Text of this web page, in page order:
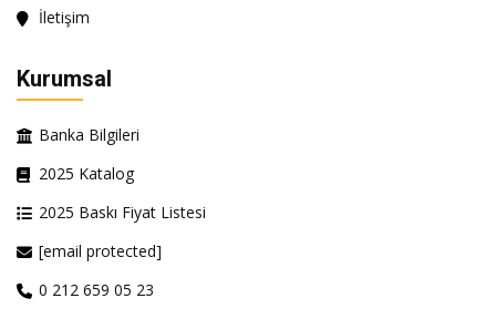
İletişim
Kurumsal
Banka Bilgileri
2025 Katalog
2025 Baskı Fiyat Listesi
[email protected]
0 212 659 05 23